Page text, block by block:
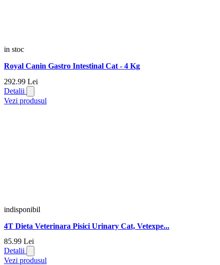
in stoc
Royal Canin Gastro Intestinal Cat - 4 Kg
292.99 Lei
Detalii
Vezi produsul
indisponibil
4T Dieta Veterinara Pisici Urinary Cat, Vetexpe...
85.99 Lei
Detalii
Vezi produsul